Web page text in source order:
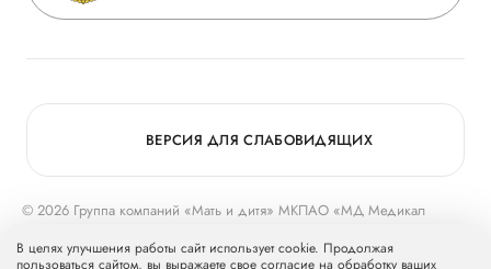
Вакансии
Медицинский туризм
Статьи
© 2026 Группа компаний «Мать и дитя» МКПАО «МД Медикал
Группу компаний «Мать и дитя».
ВЕРСИЯ ДЛЯ СЛАБОВИДЯЩИХ
В целях улучшения работы сайт использует cookie. Продолжая
пользоваться сайтом, вы выражаете свое согласие на обработку ваших